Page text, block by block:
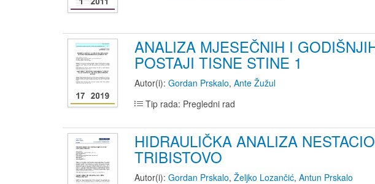
ANALIZA MJESEČNIH I
POSTAJI TISNE STINE 1
Autor(i): Gordan Prskalo, Ante Žužul
Tip rada: Pregledni rad
HIDRAULIČKA ANALIZA
TRIBISTOVO
Autor(i): Gordan Prskalo, Željko Lozančić, Antun Prskalo